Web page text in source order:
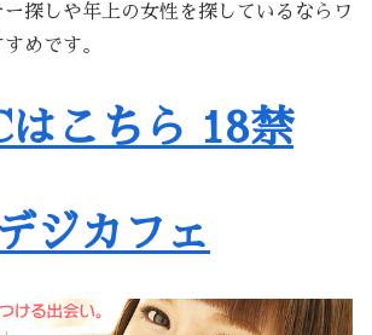
探しや年上の女性を探しているならワ
めです。
こちら 18禁
ジカフェ